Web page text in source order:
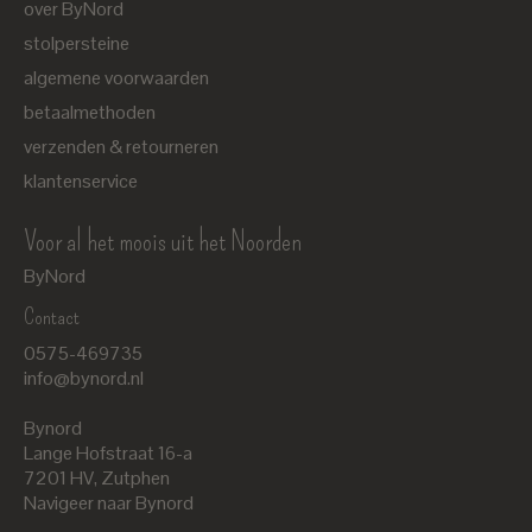
over ByNord
stolpersteine
algemene voorwaarden
betaalmethoden
verzenden & retourneren
klantenservice
Voor al het moois uit het Noorden
ByNord
Contact
0575-469735
info@bynord.nl
Bynord
Lange Hofstraat 16-a
7201 HV, Zutphen
Navigeer naar Bynord